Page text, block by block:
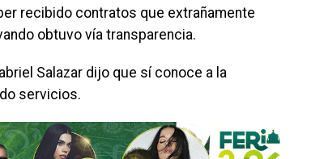
recibido contratos que extrañamente
obtuvo vía transparencia.
Salazar dijo que sí conoce a la
servicios.